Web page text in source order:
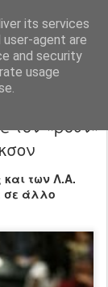
its services
user-agent are
and security
usage
, αντίληψη... με μια λέξη MΠΑΣΚΕΤ... .!!! Αγάπη μεγάλη που κρύβει πολλά μυστικά ...
τον «ρουν»
των Λ.Α.
σε άλλο